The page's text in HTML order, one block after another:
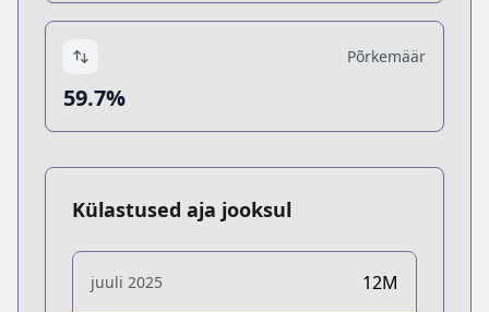
Põrkemäär
59.7%
Külastused aja jooksul
juuli 2025 12M